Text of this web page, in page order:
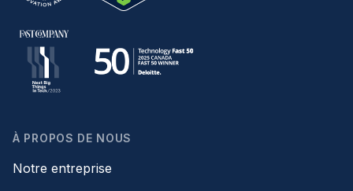
À PROPOS DE NOUS
Notre entreprise